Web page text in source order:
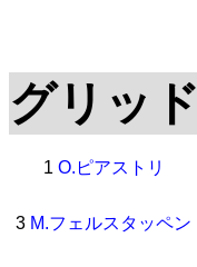
グリッド
1 O.ピアストリ
3 M.フェルスタッペン